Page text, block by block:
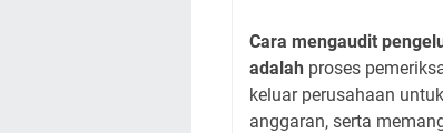
Cara mengaudit
adalah proses
keluar perusahaan
anggaran, serta